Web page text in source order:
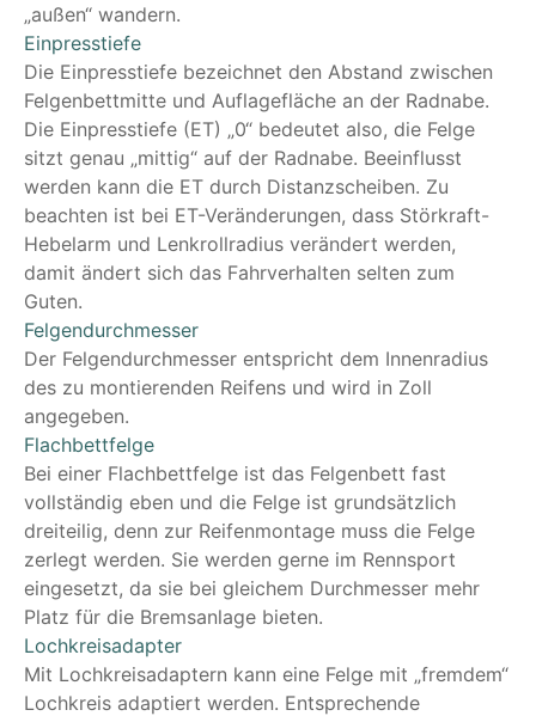
„außen“ wandern.
Einpresstiefe
Die Einpresstiefe bezeichnet den Abstand zwischen
Felgenbettmitte und Auflagefläche an der Radnabe.
Die Einpresstiefe (ET) „0“ bedeutet also, die Felge
sitzt genau „mittig“ auf der Radnabe. Beeinflusst
werden kann die ET durch Distanzscheiben. Zu
beachten ist bei ET-Veränderungen, dass Störkraft-
Hebelarm und Lenkrollradius verändert werden,
damit ändert sich das Fahrverhalten selten zum
Guten.
Felgendurchmesser
Der Felgendurchmesser entspricht dem Innenradius
des zu montierenden Reifens und wird in Zoll
angegeben.
Flachbettfelge
Bei einer Flachbettfelge ist das Felgenbett fast
vollständig eben und die Felge ist grundsätzlich
dreiteilig, denn zur Reifenmontage muss die Felge
zerlegt werden. Sie werden gerne im Rennsport
eingesetzt, da sie bei gleichem Durchmesser mehr
Platz für die Bremsanlage bieten.
Lochkreisadapter
Mit Lochkreisadaptern kann eine Felge mit „fremdem“
Lochkreis adaptiert werden. Entsprechende